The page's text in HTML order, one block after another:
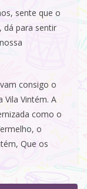
sente que o
dá para sentir
consigo o
Vila Vintém. A
como o
o
Que os